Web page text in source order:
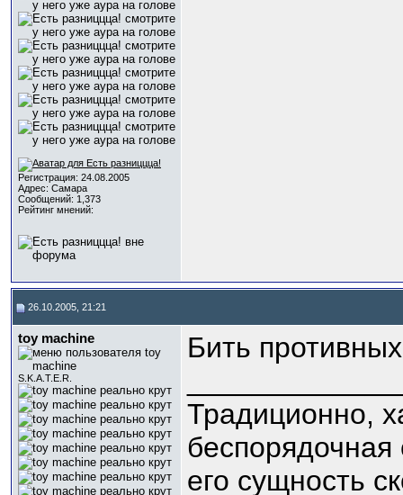
Регистрация: 24.08.2005
Адрес: Самара
Сообщений: 1,373
Рейтинг мнений:
26.10.2005, 21:21
toy machine
S.K.A.T.E.R.
Бить
Традиционно,
беспорядочная
его сущность